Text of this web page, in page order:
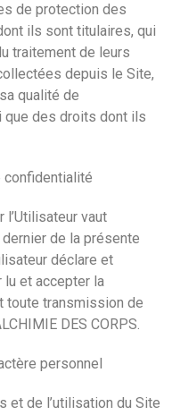
de protection des
ils sont titulaires, qui
traitement de leurs
depuis le Site,
qualité de
que des droits dont ils
confidentialité
l’Utilisateur vaut
de la présente
déclare et
lu et accepter la
toute transmission de
DES CORPS.
personnel
et de l’utilisation du Site